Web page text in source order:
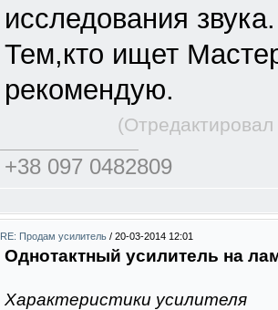
исследования звука.
Тем,кто ищет
рекомендую.
+38 097 0482809
RE: Продам усилитель / 20-03-2014 12:01
Однотактный усилитель на
Характеристики усилителя